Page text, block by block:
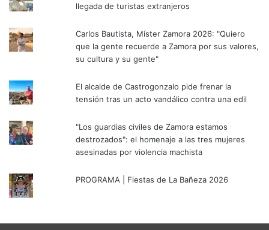
llegada de turistas extranjeros
Carlos Bautista, Míster Zamora 2026: "Quiero
que la gente recuerde a Zamora por sus valores,
su cultura y su gente"
El alcalde de Castrogonzalo pide frenar la
tensión tras un acto vandálico contra una edil
"Los guardias civiles de Zamora estamos
destrozados": el homenaje a las tres mujeres
asesinadas por violencia machista
PROGRAMA | Fiestas de La Bañeza 2026